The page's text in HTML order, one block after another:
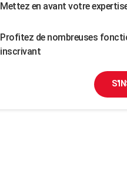
Mettez en avant votre
Profitez de nombreuses
inscrivant